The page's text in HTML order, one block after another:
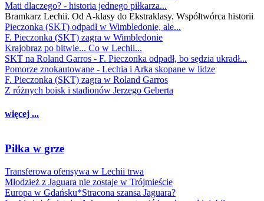
Mati dlaczego? - historia jednego piłkarza...
Bramkarz Lechii. Od A-klasy do Ekstraklasy. Współtwórca historii
Pieczonka (SKT) odpadł w Wimbledonie, ale...
F. Pieczonka (SKT) zagra w Wimbledonie
Krajobraz po bitwie... Co w Lechii...
SKT na Roland Garros - F. Pieczonka odpadł, bo sędzia ukradł...
Pomorze znokautowane - Lechia i Arka skopane w lidze
F. Pieczonka (SKT) zagra w Roland Garros
Z różnych boisk i stadionów Jerzego Geberta
więcej ...
Piłka w grze
Transferowa ofensywa w Lechii trwa
Młodzież z Jaguara nie zostaje w Trójmieście
Europa w Gdańsku*Stracona szansa Jaguara?